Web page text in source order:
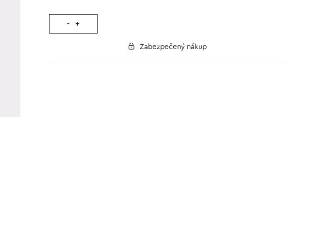
- +
Zabezpečený nákup